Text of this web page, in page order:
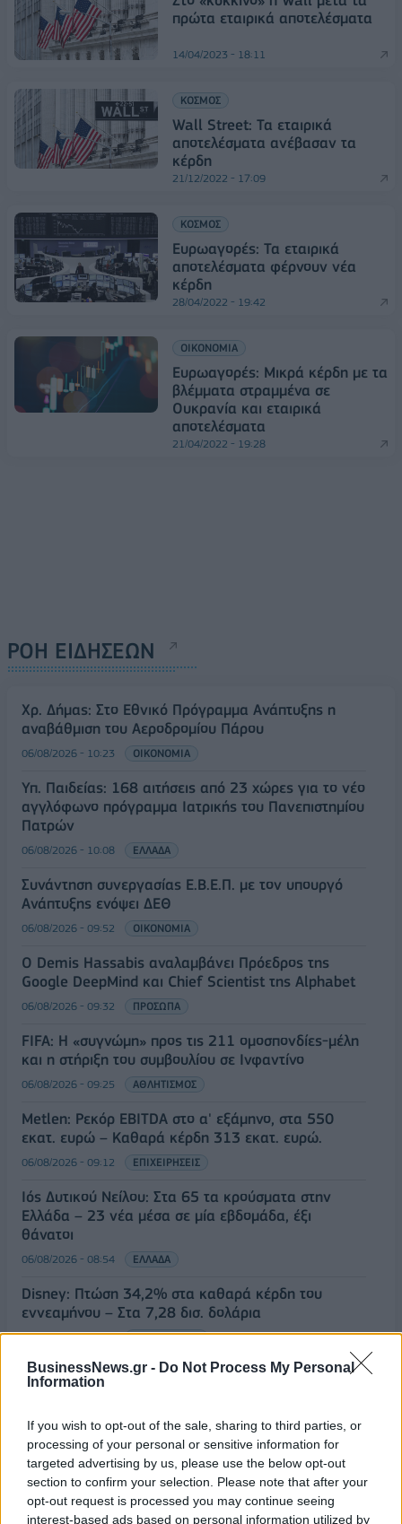
BusinessNews.gr - Do Not Process My Personal
Information
If you wish to opt-out of the sale, sharing to third parties, or
processing of your personal or sensitive information for
targeted advertising by us, please use the below opt-out
section to confirm your selection. Please note that after your
opt-out request is processed you may continue seeing
interest-based ads based on personal information utilized by
πρώτα εταιρικά αποτελέσματα
14/04/2023 - 18:11
ΚΟΣΜΟΣ
Wall Street: Τα εταιρικά
αποτελέσματα ανέβασαν τα
κέρδη
21/12/2022 - 17:09
ΚΟΣΜΟΣ
Ευρωαγορές: Τα εταιρικά
αποτελέσματα φέρνουν νέα
κέρδη
28/04/2022 - 19:42
ΟΙΚΟΝΟΜΙΑ
Ευρωαγορές: Μικρά κέρδη με τα
βλέμματα στραμμένα σε
Ουκρανία και εταιρικά
αποτελέσματα
21/04/2022 - 19:28
ΡΟΗ ΕΙΔΗΣΕΩΝ
Χρ. Δήμας: Στο Εθνικό Πρόγραμμα Ανάπτυξης η
αναβάθμιση του Αεροδρομίου Πάρου
06/08/2026 - 10:23 ΟΙΚΟΝΟΜΙΑ
Υπ. Παιδείας: 168 αιτήσεις από 23 χώρες για το νέο
αγγλόφωνο πρόγραμμα Ιατρικής του Πανεπιστημίου
Πατρών
06/08/2026 - 10:08 ΕΛΛΑΔΑ
Συνάντηση συνεργασίας Ε.Β.Ε.Π. με τον υπουργό
Ανάπτυξης ενόψει ΔΕΘ
06/08/2026 - 09:52 ΟΙΚΟΝΟΜΙΑ
Ο Demis Hassabis αναλαμβάνει Πρόεδρος της
Google DeepMind και Chief Scientist της Alphabet
06/08/2026 - 09:32 ΠΡΟΣΩΠΑ
FIFA: Η «συγνώμη» προς τις 211 ομοσπονδίες-μέλη
και η στήριξη του συμβουλίου σε Ινφαντίνο
06/08/2026 - 09:25 ΑΘΛΗΤΙΣΜΟΣ
Metlen: Ρεκόρ EBITDA στο α' εξάμηνο, στα 550
εκατ. ευρώ – Καθαρά κέρδη 313 εκατ. ευρώ.
06/08/2026 - 09:12 ΕΠΙΧΕΙΡΗΣΕΙΣ
Ιός Δυτικού Νείλου: Στα 65 τα κρούσματα στην
Ελλάδα – 23 νέα μέσα σε μία εβδομάδα, έξι
θάνατοι
06/08/2026 - 08:54 ΕΛΛΑΔΑ
Disney: Πτώση 34,2% στα καθαρά κέρδη του
εννεαμήνου – Στα 7,28 δισ. δολάρια
06/08/2026 - 08:42 ΕΠΙΧΕΙΡΗΣΕΙΣ
Viohalco: Αυξημένος κατά 14% ο τζίρος στο α'
εξάμηνο, στα 4,3 δισ. ευρώ – Στα 446 εκατ. ευρώ
06/08/2026 - 08:23 ΕΠΙΧΕΙΡΗΣΕΙΣ
HELLENiQ ENERGY: Κέρδη 393 εκατ. ευρώ στο α'
εξάμηνο – Στα 734 εκατ. ευρώ τα EBITDA
06/08/2026 - 08:05 ΕΠΙΧΕΙΡΗΣΕΙΣ